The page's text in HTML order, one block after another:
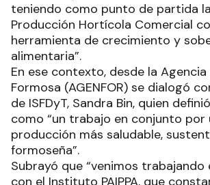
teniendo como punto de partida
Producción Hortícola Comercial
herramienta de crecimiento y
alimentaria”.
En ese contexto, desde la
Formosa (AGENFOR) se dialogó
de ISFDyT, Sandra Bin, quien
como “un trabajo en conjunto por
producción más saludable,
formoseña”.
Subrayó que “venimos trabajando
con el Instituto PAIPPA, que